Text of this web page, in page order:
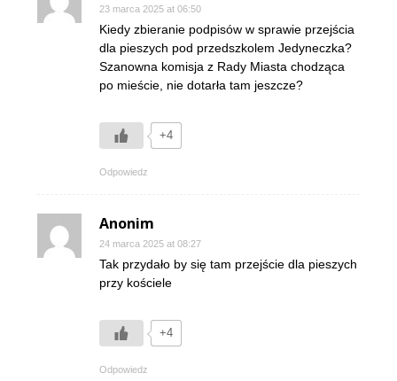
23 marca 2025 at 06:50
Kiedy zbieranie podpisów w sprawie przejścia
dla pieszych pod przedszkolem Jedyneczka?
Szanowna komisja z Rady Miasta chodząca
po mieście, nie dotarła tam jeszcze?
+4
Odpowiedz
Anonim
24 marca 2025 at 08:27
Tak przydało by się tam przejście dla pieszych
przy kościele
+4
Odpowiedz